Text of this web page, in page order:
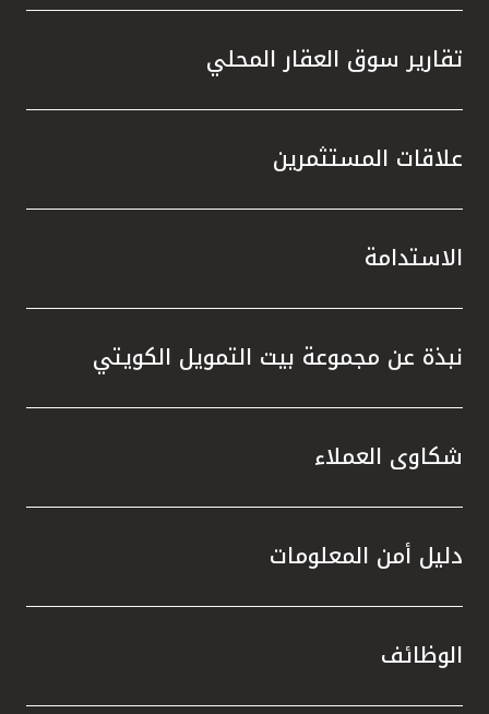
تقارير سوق العقار المحلي
علاقات المستثمرين
الاستدامة
نبذة عن مجموعة بيت التمويل الكويتي
شكاوى العملاء
دليل أمن المعلومات
الوظائف